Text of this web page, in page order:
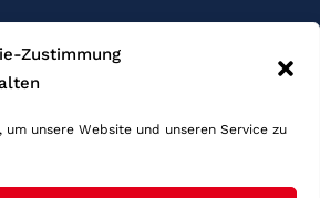
Zustimmung
um unsere Website und unseren Service zu
s
t
r
m
c
e
o
-